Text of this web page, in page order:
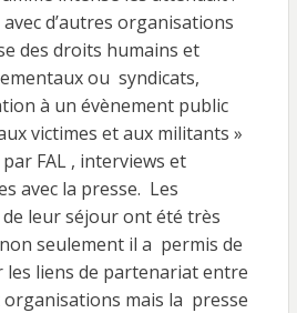
d’autres organisations
des droits humains et
ou syndicats,
à un évènement public
victimes et aux militants »
FAL , interviews et
avec la presse. Les
leur séjour ont été très
seulement il a permis de
les liens de partenariat entre
organisations mais la presse